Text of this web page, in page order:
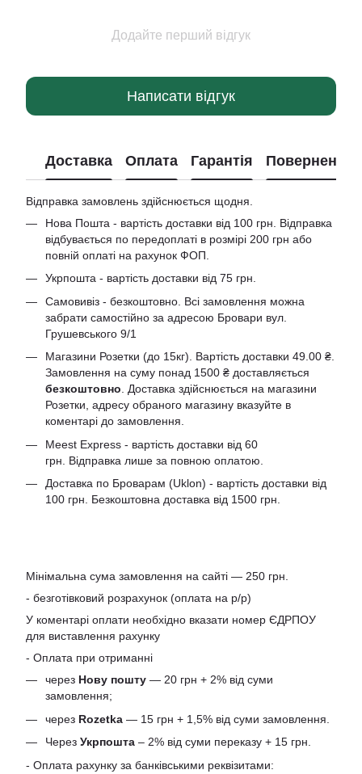
Додайте перший відгук
Написати відгук
Доставка Оплата Гарантія Повернення
Відправка замовлень здійснюється щодня.
Нова Пошта - вартість доставки від 100 грн. Відправка
відбувається по передоплаті в розмірі 200 грн або
повній оплаті на рахунок ФОП.
Укрпошта - вартість доставки від 75 грн.
Самовивіз - безкоштовно. Всі замовлення можна
забрати самостійно за адресою Бровари вул.
Грушевського 9/1
Магазини Розетки (до 15кг). Вартість доставки 49.00 ₴.
Замовлення на суму понад 1500 ₴ доставляється
безкоштовно . Доставка здійснюється на магазини
Розетки, адресу обраного магазину вказуйте в
коментарі до замовлення.
Meest Express - вартість доставки від 60
грн. Відправка лише за повною оплатою.
Доставка по Броварам (Uklon) - вартість доставки від
100 грн. Безкоштовна доставка від 1500 грн.
Мінімальна сума замовлення на сайті — 250 грн.
- безготівковий розрахунок (оплата на р/р)
У коментарі оплати необхідно вказати номер ЄДРПОУ
для виставлення рахунку
- Оплата при отриманні
через Нову пошту — 20 грн + 2% від суми
замовлення;
через Rozetka — 15 грн + 1,5% від суми замовлення.
Через Укрпошта – 2% від суми переказу + 15 грн.
- Оплата рахунку за банківськими реквізитами: